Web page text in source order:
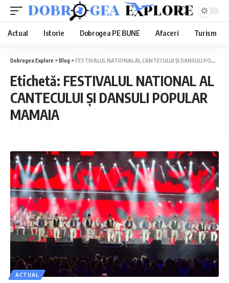
Actual Istorie Dobrogea PE BUNE Afaceri Turism
Dobrogea Explore >Blog >FESTIVALUL NATIONAL AL CANTECULUI ȘI DANSULI POPULAR MAMAIA
Etichetă: FESTIVALUL NATIONAL AL
CANTECULUI ȘI DANSULI POPULAR
MAMAIA
ACTUAL